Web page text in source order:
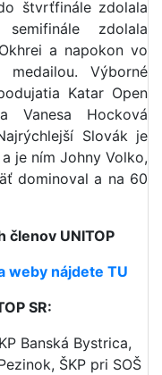
štvrťfinále zdolala
zdolala
a napokon vo
Výborné
Katar Open
Vanesa Hocková
Slovák je
je ním Johny Volko,
dominoval a na 60
členov UNITOP
weby nájdete TU
SR:
Banská Bystrica,
ŠKP pri SOŠ